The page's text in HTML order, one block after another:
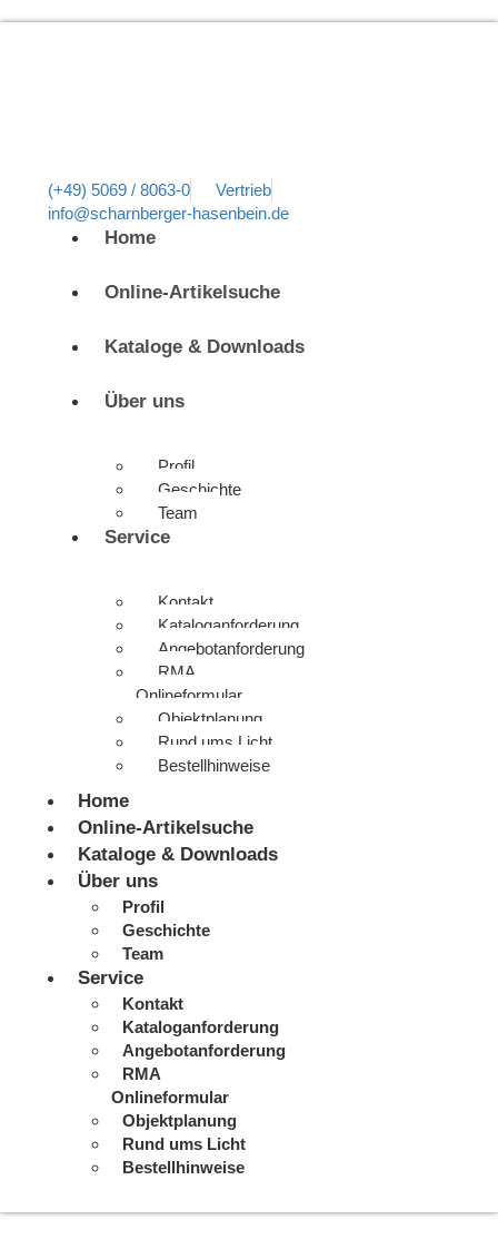
(+49) 5069 / 8063-0
Vertrieb
info@scharnberger-hasenbein.de
Home
Online-Artikelsuche
Kataloge & Downloads
Über uns
Profil
Geschichte
Team
Service
Kontakt
Kataloganforderung
Angebotanforderung
RMA
Onlineformular
Objektplanung
Rund ums Licht
Bestellhinweise
Home
Online-Artikelsuche
Kataloge & Downloads
Über uns
Profil
Geschichte
Team
Service
Kontakt
Kataloganforderung
Angebotanforderung
RMA
Onlineformular
Objektplanung
Rund ums Licht
Bestellhinweise